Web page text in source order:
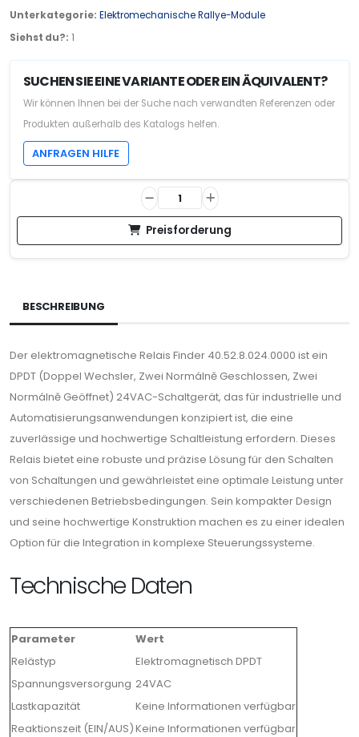
Unterkategorie: Elektromechanische Rallye-Module
Siehst du?: 1
SUCHEN SIE EINE VARIANTE ODER EIN ÄQUIVALENT?
Wir können Ihnen bei der Suche nach verwandten Referenzen oder
Produkten außerhalb des Katalogs helfen.
ANFRAGEN HILFE
Preisforderung
BESCHREIBUNG
Der elektromagnetische Relais Finder 40.52.8.024.0000 ist ein
DPDT (Doppel Wechsler, Zwei Normálně Geschlossen, Zwei
Normálně Geöffnet) 24VAC-Schaltgerät, das für industrielle und
Automatisierungsanwendungen konzipiert ist, die eine
zuverlässige und hochwertige Schaltleistung erfordern. Dieses
Relais bietet eine robuste und präzise Lösung für den Schalten
von Schaltungen und gewährleistet eine optimale Leistung unter
verschiedenen Betriebsbedingungen. Sein kompakter Design
und seine hochwertige Konstruktion machen es zu einer idealen
Option für die Integration in komplexe Steuerungssysteme.
Technische Daten
Parameter
Wert
Relästyp
Elektromagnetisch DPDT
Spannungsversorgung 24VAC
Lastkapazität
Keine Informationen verfügbar
Reaktionszeit (EIN/AUS)Keine Informationen verfügbar